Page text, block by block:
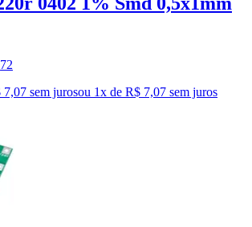
72
sem jurosou 1x de R$ 7,07 sem juros